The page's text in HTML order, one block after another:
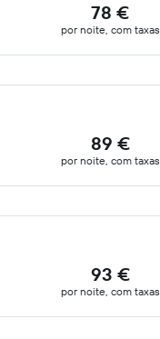
78 €
por noite, com taxas
89 €
por noite, com taxas
93 €
por noite, com taxas